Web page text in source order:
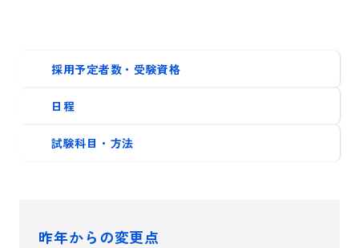
採用予定者数・受験資格
日程
試験科目・方法
昨年からの変更点